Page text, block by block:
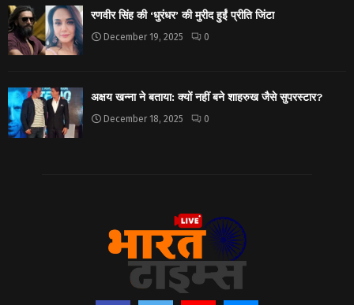
रणवीर सिंह की ‘धुरंधर’ की मुरीद हुईं प्रीति जिंटा
December 19, 2025 0
अक्षय खन्ना ने बताया: क्यों नहीं बने शाहरुख जैसे सुपरस्टार?
December 18, 2025 0